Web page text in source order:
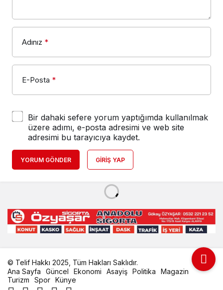
Adınız *
E-Posta *
Bir dahaki sefere yorum yaptığımda kullanılmak
üzere adımı, e-posta adresimi ve web site
adresimi bu tarayıcıya kaydet.
YORUM GÖNDER GIRIŞ YAP
© Telif Hakkı 2025, Tüm Hakları Saklıdır.
Ana Sayfa
Güncel Ekonomi Asayiş Politika
Magazin
Turizm
Spor Künye